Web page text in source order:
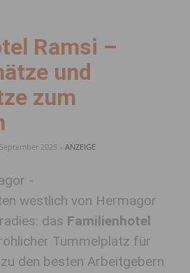
Ramsi –
und
zum
2025 - ANZEIGE
-
westlich von Hermagor
das Familienhotel
Tummelplatz für
den besten Arbeitgebern